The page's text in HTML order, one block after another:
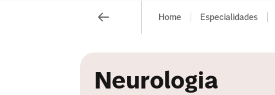
Home Especialidades
Neurologia